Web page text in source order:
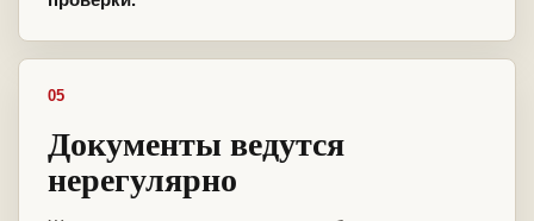
05
Документы ведутся
нерегулярно